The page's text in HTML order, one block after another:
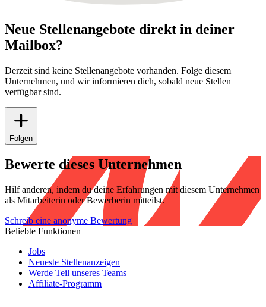
Neue Stellenangebote direkt in deiner
Mailbox?
Derzeit sind keine Stellenangebote vorhanden. Folge diesem
Unternehmen, und wir informieren dich, sobald neue Stellen
verfügbar sind.
Folgen
Bewerte dieses Unternehmen
Hilf anderen, indem du deine Erfahrungen mit diesem Unternehmen
als Mitarbeiterin oder Bewerberin mitteilst.
Schreib eine anonyme Bewertung
Beliebte Funktionen
Jobs
Neueste Stellenanzeigen
Werde Teil unseres Teams
Affiliate-Programm